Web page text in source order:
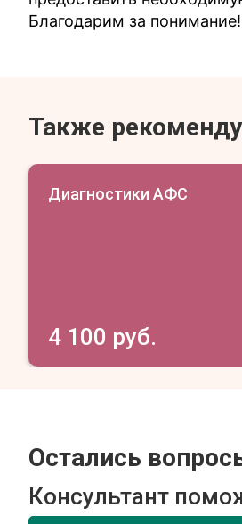
Благодарим за понимание!
Также
Диагностики АФС
4 100 руб.
Остались
Консультант